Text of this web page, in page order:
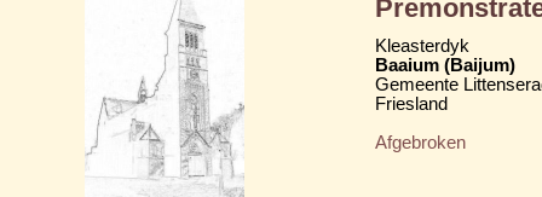
Kleasterdyk
Baaium (Baijum)
Gemeente
Friesland
Afgebroken